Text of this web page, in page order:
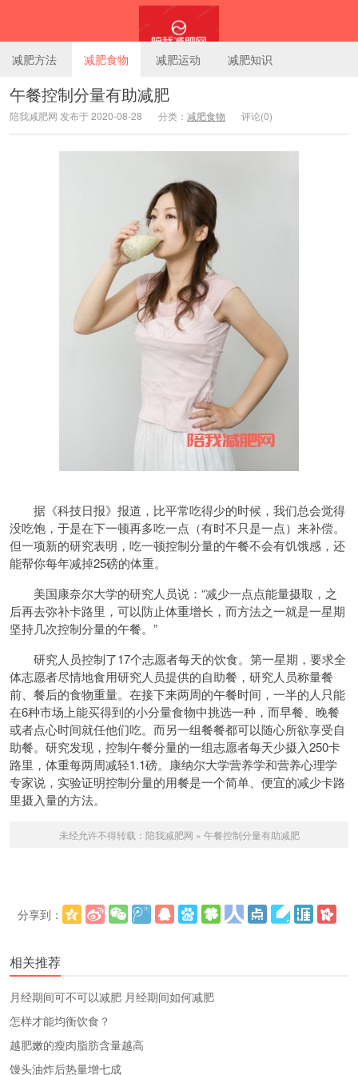
陪我减肥网
减肥方法 减肥食物 减肥运动 减肥知识
午餐控制分量有助减肥
陪我减肥网 发布于 2020-08-28 分类： 减肥食物 评论(0)
据《科技日报》报道，比平常吃得少的时候，我们总会觉得
没吃饱，于是在下一顿再多吃一点（有时不只是一点）来补偿。
但一项新的研究表明，吃一顿控制分量的午餐不会有饥饿感，还
能帮你每年减掉25磅的体重。
美国康奈尔大学的研究人员说：“减少一点点能量摄取，之
后再去弥补卡路里，可以防止体重增长，而方法之一就是一星期
坚持几次控制分量的午餐。”
研究人员控制了17个志愿者每天的饮食。第一星期，要求全
体志愿者尽情地食用研究人员提供的自助餐，研究人员称量餐
前、餐后的食物重量。在接下来两周的午餐时间，一半的人只能
在6种市场上能买得到的小分量食物中挑选一种，而早餐、晚餐
或者点心时间就任他们吃。而另一组餐餐都可以随心所欲享受自
助餐。研究发现，控制午餐分量的一组志愿者每天少摄入250卡
路里，体重每两周减轻1.1磅。康纳尔大学营养学和营养心理学
专家说，实验证明控制分量的用餐是一个简单、便宜的减少卡路
里摄入量的方法。
未经允许不得转载： 陪我减肥网 » 午餐控制分量有助减肥
分享到：
相关推荐
​月经期间可不可以减肥 月经期间如何减肥
怎样才能均衡饮食？
越肥嫩的瘦肉脂肪含量越高
馒头油炸后热量增七成